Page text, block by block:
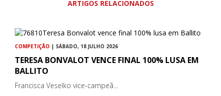
ARTIGOS RELACIONADOS
COMPETIÇÃO | SÁBADO, 18 JULHO 2026
TERESA BONVALOT VENCE FINAL 100% LUSA EM
BALLITO
Francisca Veselko vice-campeã...